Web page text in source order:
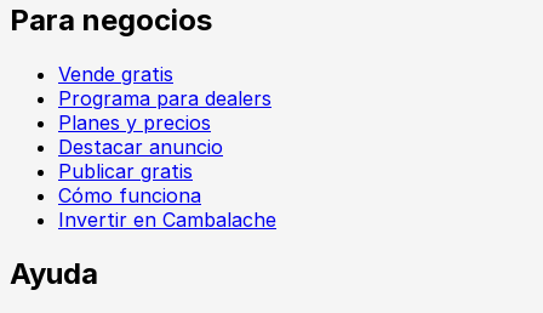
Para negocios
Vende gratis
Programa para dealers
Planes y precios
Destacar anuncio
Publicar gratis
Cómo funciona
Invertir en Cambalache
Ayuda